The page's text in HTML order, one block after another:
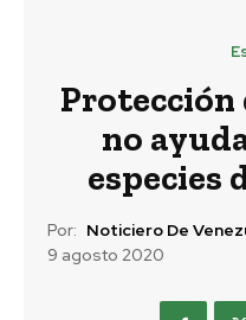
Protección
no
especies
Por: Noticiero De
9 agosto 2020